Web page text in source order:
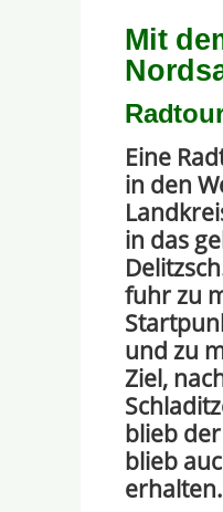
Mit
Eine
in den
in das
fuhr zu
und zu
Ziel,
blieb
blieb
erhalten.